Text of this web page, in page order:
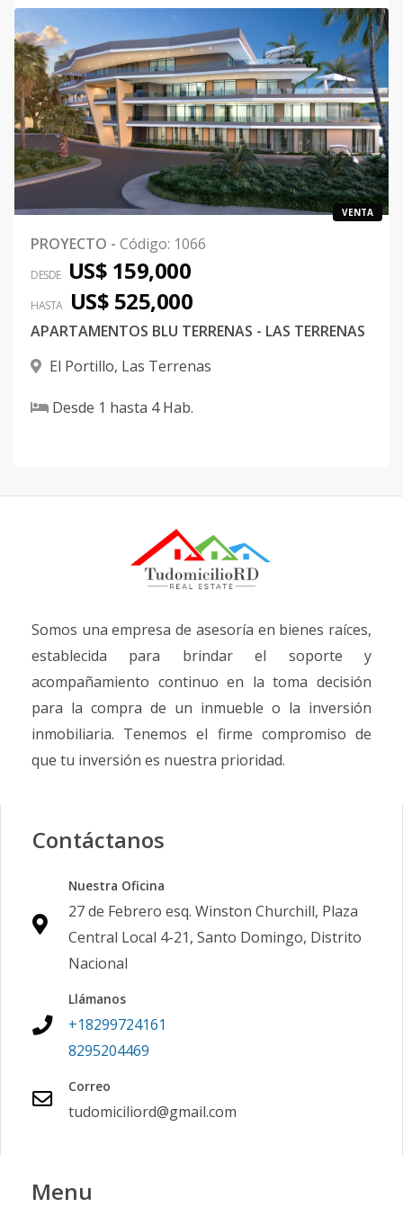
VENTA
PROYECTO - Código: 1066
DESDE US$ 159,000
HASTA US$ 525,000
APARTAMENTOS BLU TERRENAS - LAS TERRENAS
El Portillo, Las Terrenas
Desde 1 hasta 4Hab.
Somos una empresa de asesoría en bienes raíces,
establecida para brindar el soporte y
acompañamiento continuo en la toma decisión
para la compra de un inmueble o la inversión
inmobiliaria. Tenemos el firme compromiso de
que tu inversión es nuestra prioridad.
Contáctanos
Nuestra Oficina
27 de Febrero esq. Winston Churchill, Plaza
Central Local 4-21, Santo Domingo, Distrito
Nacional
Llámanos
+18299724161
8295204469
Correo
tudomiciliord@gmail.com
Menu